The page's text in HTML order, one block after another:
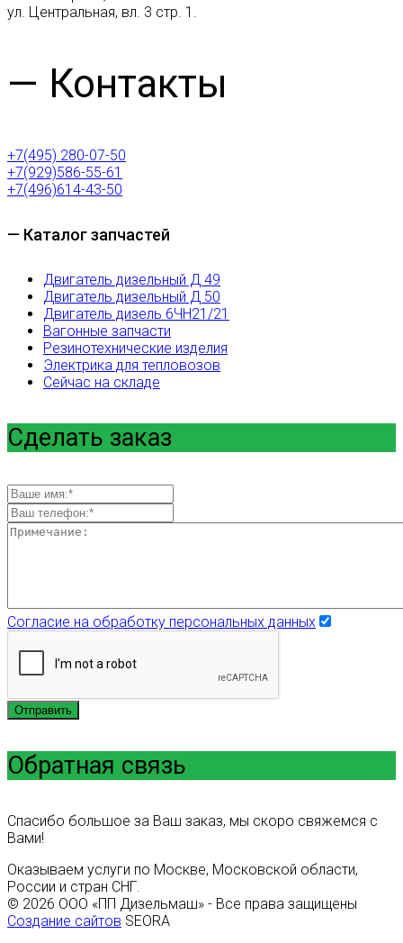
ул. Центральная, вл. 3 стр. 1.
— Контакты
+7(495) 280-07-50
+7(929)586-55-61
+7(496)614-43-50
— Каталог запчастей
Двигатель дизельный Д 49
Двигатель дизельный Д 50
Двигатель дизель 6ЧН21/21
Вагонные запчасти
Резинотехнические изделия
Электрика для тепловозов
Сейчас на складе
Сделать заказ
Согласие на обработку персональных данных
Отправить
Обратная связь
Спасибо большое за Ваш заказ, мы скоро свяжемся с
Вами!
Оказываем услуги по Москве, Московской области,
России и стран СНГ.
© 2026 ООО «ПП Дизельмаш» - Все права защищены
Создание сайтов SEORA